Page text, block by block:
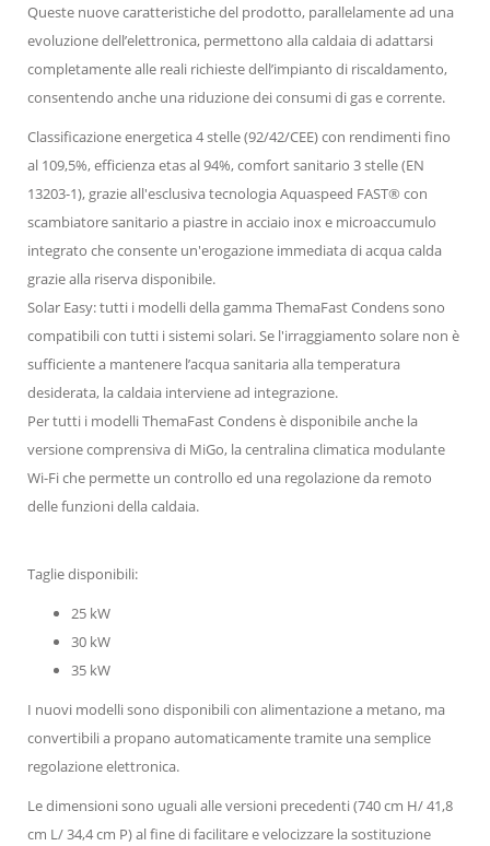
Queste nuove caratteristiche del prodotto, parallelamente ad una
evoluzione dell’elettronica, permettono alla caldaia di adattarsi
completamente alle reali richieste dell’impianto di riscaldamento,
consentendo anche una riduzione dei consumi di gas e corrente.
Classificazione energetica 4 stelle (92/42/CEE) con rendimenti fino
al 109,5%, efficienza etas al 94%, comfort sanitario 3 stelle (EN
13203-1), grazie all'esclusiva tecnologia Aquaspeed FAST® con
scambiatore sanitario a piastre in acciaio inox e microaccumulo
integrato che consente un'erogazione immediata di acqua calda
grazie alla riserva disponibile.
Solar Easy: tutti i modelli della gamma ThemaFast Condens sono
compatibili con tutti i sistemi solari. Se l'irraggiamento solare non è
sufficiente a mantenere l’acqua sanitaria alla temperatura
desiderata, la caldaia interviene ad integrazione.
Per tutti i modelli ThemaFast Condens è disponibile anche la
versione comprensiva di MiGo, la centralina climatica modulante
Wi-Fi che permette un controllo ed una regolazione da remoto
delle funzioni della caldaia.
Taglie disponibili:
25 kW
30 kW
35 kW
I nuovi modelli sono disponibili con alimentazione a metano, ma
convertibili a propano automaticamente tramite una semplice
regolazione elettronica.
Le dimensioni sono uguali alle versioni precedenti (740 cm H/ 41,8
cm L/ 34,4 cm P) al fine di facilitare e velocizzare la sostituzione